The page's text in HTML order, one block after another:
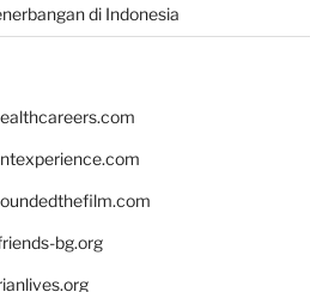
di Indonesia
bg.org